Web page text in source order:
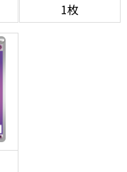
1枚